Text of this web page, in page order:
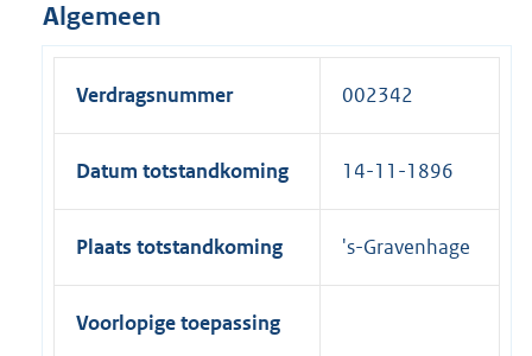
Algemeen
Verdragsnummer 002342
Datum totstandkoming 14-11-1896
Plaats totstandkoming 's-Gravenhage
Voorlopige toepassing